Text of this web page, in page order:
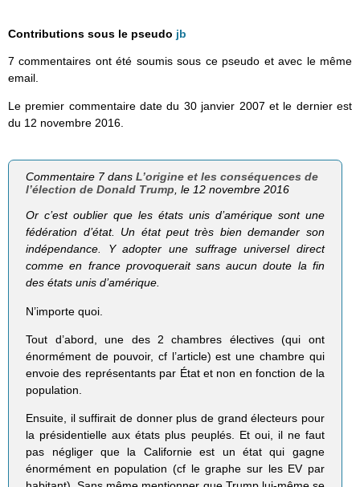
Contributions sous le pseudo jb
7 commentaires ont été soumis sous ce pseudo et avec le même
email.
Le premier commentaire date du 30 janvier 2007 et le dernier est
du 12 novembre 2016.
Commentaire 7 dansL’origine et les conséquences de
l’élection de Donald Trump, le 12 novembre 2016
Or c’est oublier que les états unis d’amérique sont une
fédération d’état. Un état peut très bien demander son
indépendance. Y adopter une suffrage universel direct
comme en france provoquerait sans aucun doute la fin
des états unis d’amérique.
N’importe quoi.
Tout d’abord, une des 2 chambres électives (qui ont
énormément de pouvoir, cf l’article) est une chambre qui
envoie des représentants par État et non en fonction de la
population.
Ensuite, il suffirait de donner plus de grand électeurs pour
la présidentielle aux états plus peuplés. Et oui, il ne faut
pas négliger que la Californie est un état qui gagne
énormément en population (cf le graphe sur les EV par